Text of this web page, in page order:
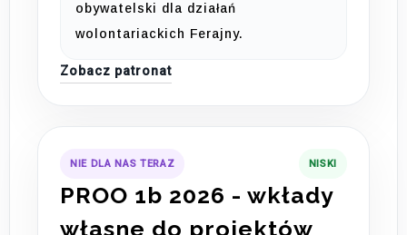
obywatelski dla działań
wolontariackich Ferajny.
Zobacz patronat
NIE DLA NAS TERAZ NISKI
PROO 1b 2026 - wkłady
własne do projektów